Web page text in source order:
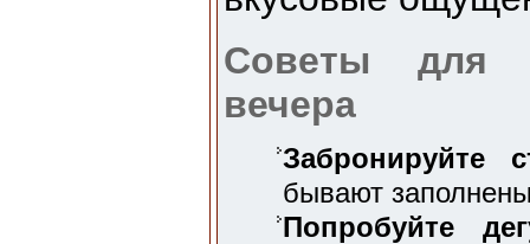
Советы для
вечера
Забронируйте
бывают
Попробуйте